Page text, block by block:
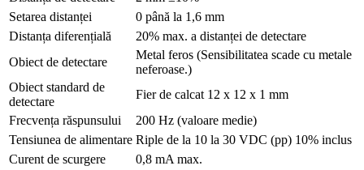
Setarea distanței
0 până la 1,6 mm
Distanța diferențială
20% max. a distanței de detectare
Obiect de detectare
Metal feros (Sensibilitatea scade cu metale
neferoase.)
Obiect standard de
detectare
Fier de calcat 12 x 12 x 1 mm
Frecvența răspunsului
200 Hz (valoare medie)
Tensiunea de alimentare Riple de la 10 la 30 VDC (pp) 10% inclus
Curent de scurgere
0,8 mA max.